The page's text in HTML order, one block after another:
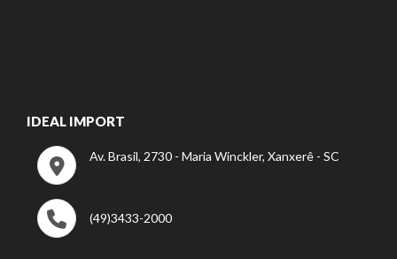
IDEAL IMPORT
Av. Brasil, 2730 - Maria Winckler, Xanxerê - SC
(49)3433-2000